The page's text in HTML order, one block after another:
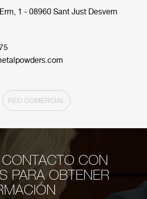
1 - 08960 Sant Just Desvern
RED COMERCIAL
red comercial.
CON
PARA OBTENER